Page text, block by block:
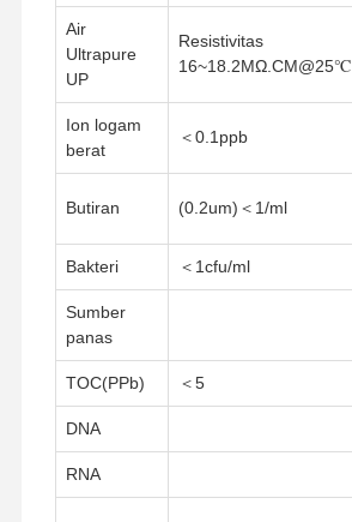
Sistem Filtrasi Air Ultra Murni
Sistem Air RO Ultra Murni
Sistem Pembersihan Air Industri
Konsumsi Pembersihan Air
Aksesoris sistem pemurnian air
Air
Ultrapure
UP
Resistivitas
16~18.2MΩ.CM@25℃
Ion logam
berat
＜0.1ppb
Butiran (0.2um)＜1/ml
Bakteri ＜1cfu/ml
Sumber
panas
TOC(PPb) ＜5
DNA
RNA